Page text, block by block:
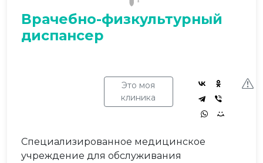
Врачебно-физкультурный
диспансер
Это моя
клиника
Специализированное медицинское
учреждение для обслуживания